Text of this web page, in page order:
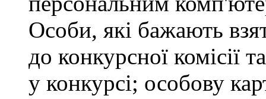
Особи, які бажають
до конкурсної комісії
у конкурсі; особову